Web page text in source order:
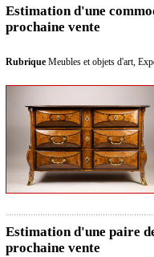
Estimation d'une
prochaine vente
Rubrique Meubles et objets d'art,
Estimation d'une paire
prochaine vente